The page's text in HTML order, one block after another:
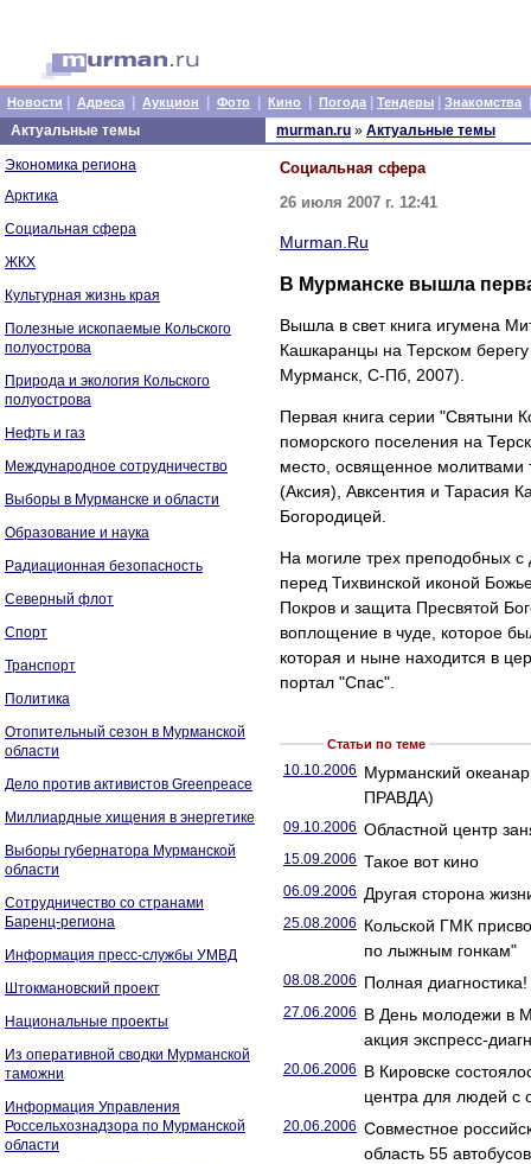
Новости Адреса Аукцион Фото Кино Погода Тендеры Знакомства
Актуальные темы
Экономика региона
Арктика
Социальная сфера
ЖКХ
Культурная жизнь края
Полезные ископаемые Кольского
полуострова
Природа и экология Кольского
полуострова
Нефть и газ
Международное сотрудничество
Выборы в Мурманске и области
Образование и наука
Радиационная безопасность
Северный флот
Спорт
Транспорт
Политика
Отопительный сезон в Мурманской
области
Дело против активистов Greenpeace
Миллиардные хищения в энергетике
Выборы губернатора Мурманской
области
Сотрудничество со странами
Баренц-региона
Информация пресс-службы УМВД
Штокмановский проект
Национальные проекты
Из оперативной сводки Мурманской
таможни
Информация Управления
Россельхознадзора по Мурманской
области
murman.ru » Актуальные темы
Социальная сфера
26 июля 2007 г. 12:41
Murman.Ru
В Мурманске вышла
Вышла в свет книга игумена
Кашкаранцы на Терском
Мурманск, С-Пб, 2007).
Первая книга серии "Святыни
поморского поселения на
место, освященное молитвами
(Аксия), Авксентия и Тарасия
Богородицей.
На могиле трех преподобных
перед Тихвинской иконой
Покров и защита Пресвятой
воплощение в чуде, которое
которая и ныне находится в
портал "Спас".
Статьи по теме
10.10.2006 Мурманский
ПРАВДА)
09.10.2006 Областной центр
15.09.2006 Такое вот кино
06.09.2006 Другая сторона
25.08.2006 Кольской ГМК
по лыжным гонкам"
08.08.2006 Полная
27.06.2006 В День молодежи в
акция экспресс-
20.06.2006 В Кировске
центра для людей с
20.06.2006 Совместное
область 55